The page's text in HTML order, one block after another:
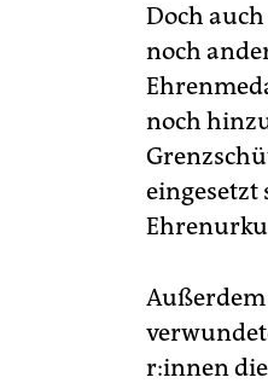
Doch
noch
noch
eingesetzt
Außerdem
r:in­nen